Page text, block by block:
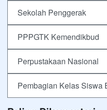
Sekolah Penggerak
PPPGTK Kemendikbud
Perpustakaan Nasional
Pembagian Kelas Siswa